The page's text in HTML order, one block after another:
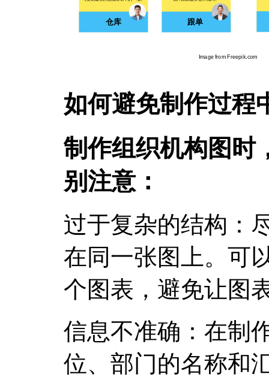
如何避免制作过程
制作组织机构图时
别注意：
过于复杂的结构：
在同一张图上。可
个图表，避免让图
信息不准确：在制
位、部门的名称和